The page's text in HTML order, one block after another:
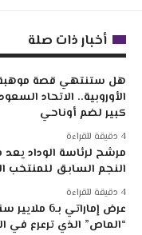
أخبار ذات صلة
هل ستنتهي قصة موهبة
الأوروبية.. الاتحاد
كبير لضم أوناحي
مرشح لرئاسة الوداد يعد
النجم السابق للمنتخب
عرض إماراتي بـ6
“الماص” الذي ترعرع في